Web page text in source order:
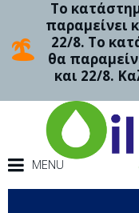
Το
παραμείνει
22/8. Το
θα
και 22/8.
MENU